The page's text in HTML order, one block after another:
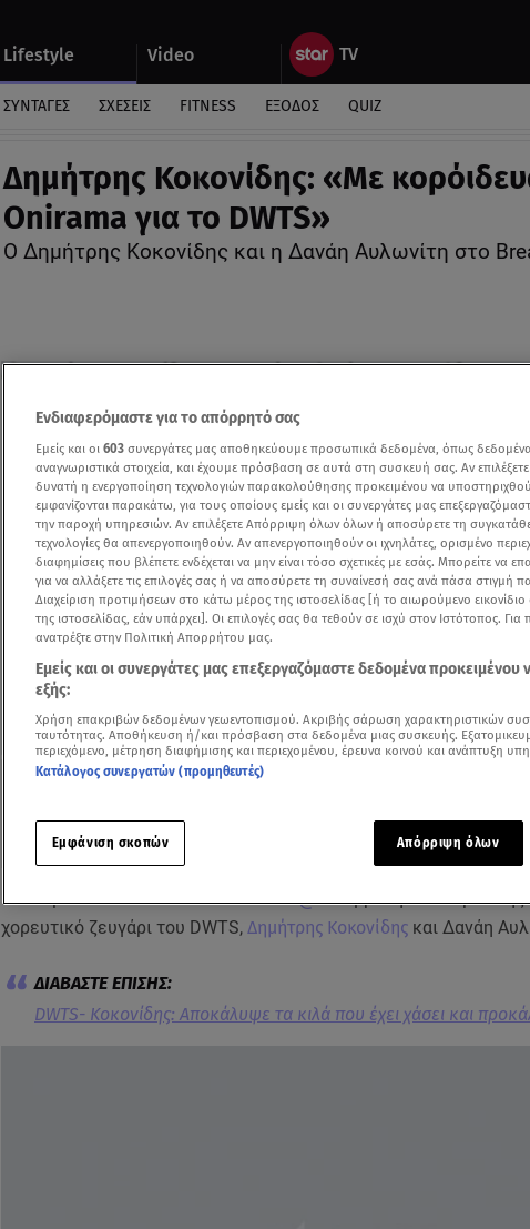
Lifestyle Video
ΣΥΝΤΑΓΕΣ ΣΧΕΣΕΙΣ FITNESS ΕΞΟΔΟΣ QUIZ
Δημήτρης Κοκονίδης: «Με
Onirama για το DWTS»
Ο Δημήτρης Κοκονίδης και η Δανάη Αυλωνίτη στο
Δείτε περισσότερα άρθρα μας στα αποτελέσματα
Add star.gr on Google
Καλεσμένοι στο πλατό τουBreakfast@Starβρέθηκε το πρωί
χορευτικό ζευγάρι του DWTS, Δημήτρης Κοκονίδηςκαι Δανάη
DWTS- Κοκονίδης: Αποκάλυψε τα κιλά που έχει χάσει και
Ενδιαφερόμαστε για το απόρρητό σας
Εμείς και οι 603 συνεργάτες μας αποθηκεύουμε προσωπικά δεδομένα, όπως
αναγνωριστικά στοιχεία, και έχουμε πρόσβαση σε αυτά στη συσκευή σας. Αν
δυνατή η ενεργοποίηση τεχνολογιών παρακολούθησης προκειμένου να
εμφανίζονται παρακάτω, για τους οποίους εμείς και οι συνεργάτες μας
την παροχή υπηρεσιών. Αν επιλέξετε Απόρριψη όλων όλων ή αποσύρετε τη
τεχνολογίες θα απενεργοποιηθούν. Αν απενεργοποιηθούν οι ιχνηλάτες, ορισμένο
διαφημίσεις που βλέπετε ενδέχεται να μην είναι τόσο σχετικές με εσάς. Μπορείτε να
για να αλλάξετε τις επιλογές σας ή να αποσύρετε τη συναίνεσή σας ανά πάσα στιγμή
Διαχείριση προτιμήσεων στο κάτω μέρος της ιστοσελίδας [ή το αιωρούμενο
της ιστοσελίδας, εάν υπάρχει]. Οι επιλογές σας θα τεθούν σε ισχύ στον Ιστότοπος. Για
ανατρέξτε στην Πολιτική Απορρήτου μας.
Εμείς και οι συνεργάτες μας επεξεργαζόμαστε δεδομένα
εξής:
Χρήση επακριβών δεδομένων γεωεντοπισμού. Ακριβής σάρωση χαρακτηριστικών
ταυτότητας. Αποθήκευση ή/και πρόσβαση στα δεδομένα μιας συσκευής.
περιεχόμενο, μέτρηση διαφήμισης και περιεχομένου, έρευνα κοινού και ανάπτυξη
Κατάλογος συνεργατών (προμηθευτές)
Εμφάνιση σκοπών Απόρριψη όλων